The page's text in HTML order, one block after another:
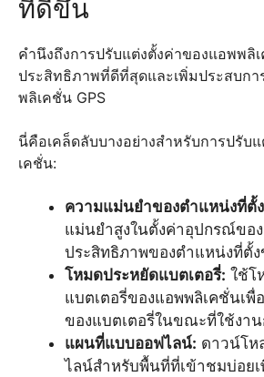
ที่ดีขึ้น
คำนึงถึงการปรับแต่งตั้งค่าของแอพพลิ
ประสิทธิภาพที่ดีที่สุดและเพิ่มประสบก
พลิเคชั่น GPS
นี่คือเคล็ดลับบางอย่างสำหรับการปรับ
เคชั่น:
ความแม่นยำของตำแหน่งที่ตั้
แม่นยำสูงในตั้งค่าอุปกรณ์ขอ
ประสิทธิภาพของตำแหน่งที่ตั้
โหมดประหยัดแบตเตอรี่: ใช้โ
แบตเตอรี่ของแอพพลิเคชั่นเพื่
ของแบตเตอรี่ในขณะที่ใช้งา
แผนที่แบบออฟไลน์: ดาวน์โห
ไลน์สำหรับพื้นที่ที่เข้าชมบ่อย